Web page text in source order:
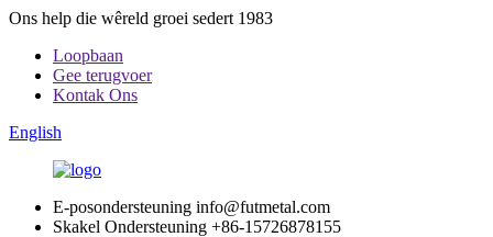
Ons help die wêreld groei sedert 1983
Loopbaan
Gee terugvoer
Kontak Ons
English
E-posondersteuning info@futmetal.com
Skakel Ondersteuning +86-15726878155